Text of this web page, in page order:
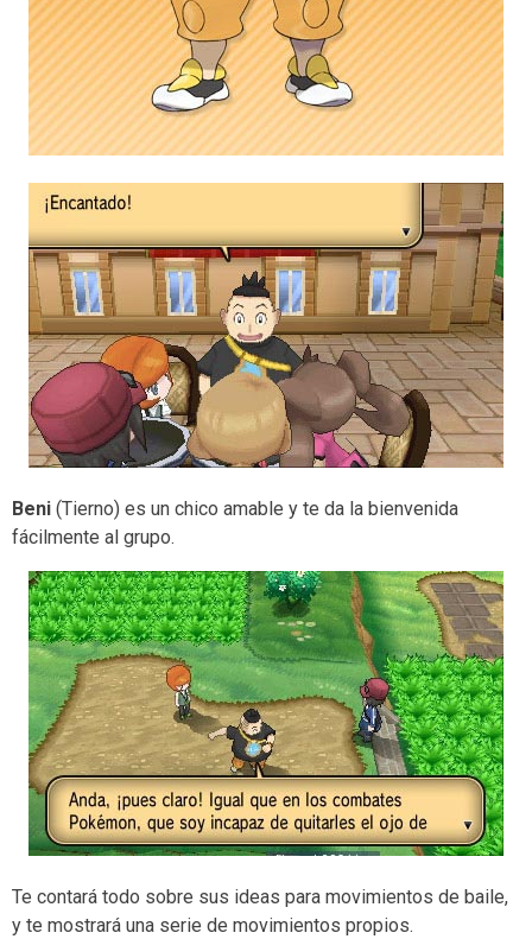
Beni (Tierno) es un chico amable y te da la bienvenida
fácilmente al grupo.
Te contará todo sobre sus ideas para movimientos de baile,
y te mostrará una serie de movimientos propios.